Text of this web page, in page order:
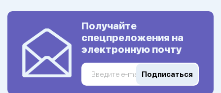
Получайте
спецпреложения на
электронную почту
Подписаться